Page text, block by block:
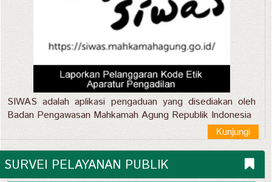
SIWAS adalah aplikasi pengaduan yang disediakan oleh
Badan Pengawasan Mahkamah Agung Republik Indonesia
Kunjungi
SURVEI PELAYANAN PUBLIK